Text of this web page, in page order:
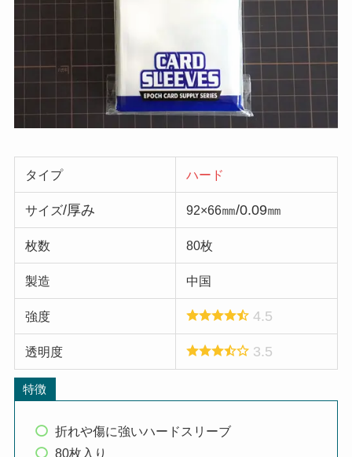
タイプ ハード
サイズ/厚み 92×66㎜/0.09㎜
枚数 80枚
製造 中国
強度 4.5
透明度 3.5
特徴
折れや傷に強いハードスリーブ
80枚入り